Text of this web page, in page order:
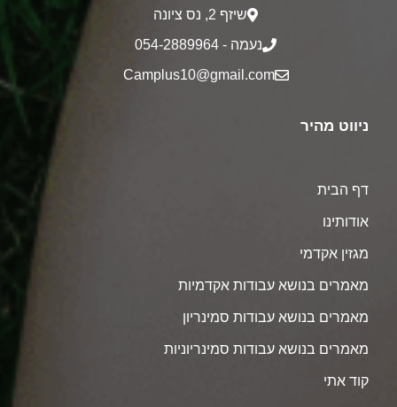
שיזף 2‎, נס ציונה
נעמה - 054-2889964
Camplus10@gmail.com
ניווט מהיר
דף הבית
אודותינו
מגזין אקדמי
מאמרים בנושא עבודות אקדמיות
מאמרים בנושא עבודות סמינריון
מאמרים בנושא עבודות סמינריוניות
קוד אתי